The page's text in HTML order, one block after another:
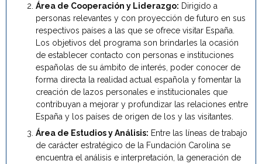
Área de Cooperación y Liderazgo: Dirigido a
personas relevantes y con proyección de futuro en sus
respectivos países a las que se ofrece visitar España.
Los objetivos del programa son brindarles la ocasión
de establecer contacto con personas e instituciones
españolas de su ámbito de interés, poder conocer de
forma directa la realidad actual española y fomentar la
creación de lazos personales e institucionales que
contribuyan a mejorar y profundizar las relaciones entre
España y los países de origen de los y las visitantes.
Área de Estudios y Análisis: Entre las líneas de trabajo
de carácter estratégico de la Fundación Carolina se
encuentra el análisis e interpretación, la generación de